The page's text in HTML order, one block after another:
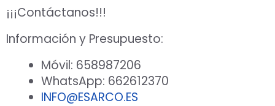
¡¡¡Contáctanos!!!
Información y Presupuesto:
Móvil: 658987206
WhatsApp: 662612370
INFO@ESARCO.ES